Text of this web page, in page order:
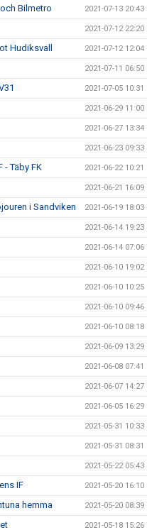
Bilmetro 2021-07-13 20:43
2021-07-12 22:20
Hudiksvall 2021-07-12 12:04
2021-07-11 06:50
2021-07-05 10:31
2021-06-29 11:00
2021-06-27 13:34
2021-06-23 09:33
Täby FK 2021-06-22 10:21
2021-06-21 16:09
i Sandviken 2021-06-19 18:03
2021-06-14 19:23
2021-06-14 07:06
2021-06-10 19:02
2021-06-10 10:25
2021-06-10 09:46
2021-06-10 08:18
2021-06-09 13:29
2021-06-08 07:41
2021-06-07 14:27
2021-06-05 16:29
2021-05-31 10:33
2021-05-31 08:31
2021-05-22 05:43
IF 2021-05-20 16:10
hemma 2021-05-20 08:39
2021-05-18 15:26